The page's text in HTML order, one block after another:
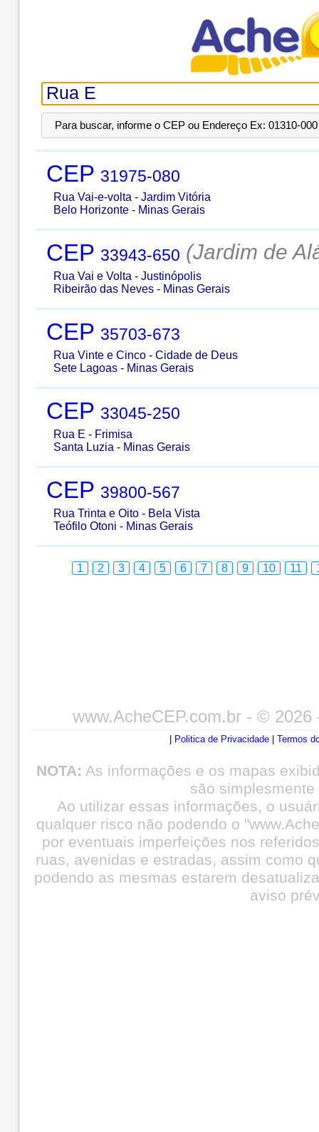
Para buscar, informe o CEP ou Endereço Ex: 01310-
CEP 31975-080
Rua Vai-e-volta - Jardim Vitória
Belo Horizonte- Minas Gerais
CEP 33943-650 (Jardim de
Rua Vai e Volta - Justinópolis
Ribeirão das Neves- Minas Gerais
CEP 35703-673
Rua Vinte e Cinco- Cidade de Deus
Sete Lagoas- Minas Gerais
CEP 33045-250
Rua E - Frimisa
Santa Luzia - Minas Gerais
CEP 39800-567
Rua Trinta e Oito- Bela Vista
Teófilo Otoni - Minas Gerais
1 2 3 4 5 6 7 8 9 10 11
www.AcheCEP.com.br- © 2026
Politica de Privacidade Termos
NOTA: As informações e os mapas
são
Ao utilizar essas informações, o
qualquer risco não podendo o
por eventuais imperfeições nos
ruas, avenidas e estradas, assim como
podendo as mesmas estarem
aviso